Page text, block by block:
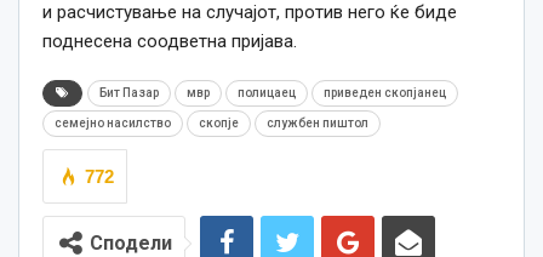
и расчистување на случајот, против него ќе биде
поднесена соодветна пријава.
Бит Пазар мвр полицаец приведен скопјанец
семејно насилство скопје службен пиштол
772
Сподели